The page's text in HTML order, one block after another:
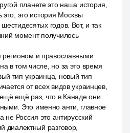
планете это наша история,
это, это история Москвы
годов. Вот, и так
момент получилось
регионом и православными
в том числе, но за это время
тип украинца, новый тип
от всех видов украинцев,
ещё раз, что в Канаде они
Это именно анти, главное
не Россия это антирусский
диалектный разговор,